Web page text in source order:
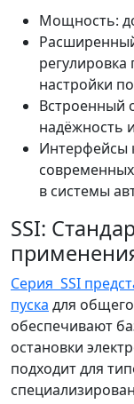
Мощность:
настройки
Встроенный
надёжность
Интерфейсы
в системы
SSI:
Серия SSI
пуска для
обеспечивают
остановки
подходит для